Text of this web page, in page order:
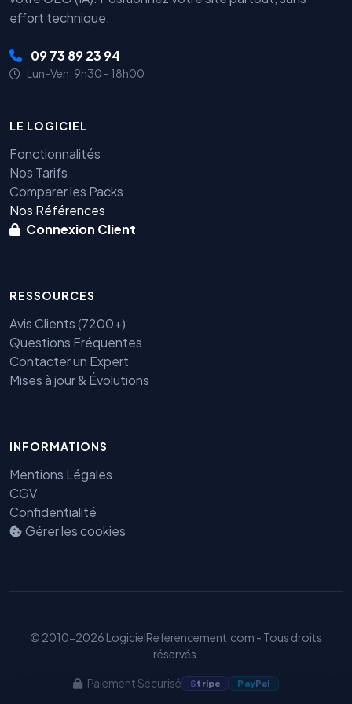
effort technique.
09 73 89 23 94
Lun-Ven: 9h30 - 18h00
LE LOGICIEL
Fonctionnalités
Nos Tarifs
Comparer les Packs
Nos Références
Connexion Client
RESSOURCES
Avis Clients (7200+)
Questions Fréquentes
Contacter un Expert
Mises à jour & Évolutions
INFORMATIONS
Mentions Légales
CGV
Confidentialité
Gérer les cookies
© 2010-2026 LogicielReferencement.com - Tous droits
réservés.
Paiement Sécurisé Stripe PayPal